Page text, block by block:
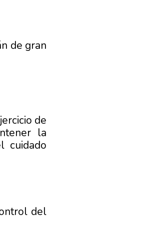
de gran
de
la
cuidado
del